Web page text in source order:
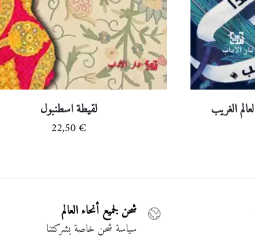
لقيطة اسطنبول
22,50€
شحن لجميع أنحاء العالم
سياسة شحن خاصة بشركتنا